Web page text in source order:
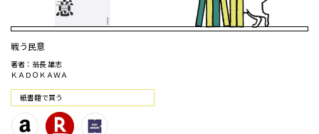
戦う民意
著者：翁長 雄志
ＫＡＤＯＫＡＷＡ
紙書籍で買う